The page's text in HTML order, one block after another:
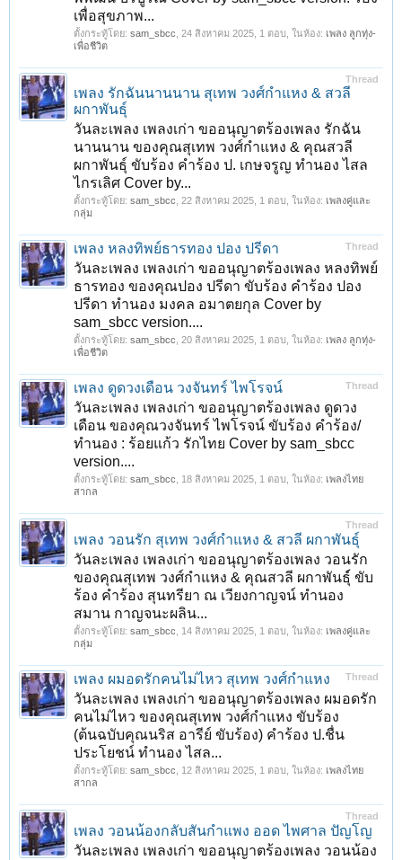
เพื่อสุขภาพ...
ตั้งกระทู้โดย: sam_sbcc 24 สิงหาคม 2025 , 1 ตอบ, ในห้อง: เพลง ลูกทุ่ง-
เพื่อชีวิต
Thread
เพลง รักฉันนานนาน สุเทพ วงศ์กำแหง & สวลี
ผกาพันธุ์
วันละเพลง เพลงเก่า ขออนุญาตร้องเพลง รักฉัน
นานนาน ของคุณสุเทพ วงศ์กำแหง & คุณสวลี
ผกาพันธุ์ ขับร้อง คำร้อง ป. เกษจรูญ ทำนอง ไสล
ไกรเลิศ Cover by...
ตั้งกระทู้โดย: sam_sbcc 22 สิงหาคม 2025 , 1 ตอบ, ในห้อง: เพลงคู่และ
กลุ่ม
Thread
เพลง หลงทิพย์ธารทอง ปอง ปรีดา
วันละเพลง เพลงเก่า ขออนุญาตร้องเพลง หลงทิพย์
ธารทอง ของคุณปอง ปรีดา ขับร้อง คำร้อง ปอง
ปรีดา ทำนอง มงคล อมาตยกุล Cover by
sam_sbcc version....
ตั้งกระทู้โดย: sam_sbcc 20 สิงหาคม 2025 , 1 ตอบ, ในห้อง: เพลง ลูกทุ่ง-
เพื่อชีวิต
Thread
เพลง ดูดวงเดือน วงจันทร์ ไพโรจน์
วันละเพลง เพลงเก่า ขออนุญาตร้องเพลง ดูดวง
เดือน ของคุณวงจันทร์ ไพโรจน์ ขับร้อง คำร้อง/
ทำนอง : ร้อยแก้ว รักไทย Cover by sam_sbcc
version....
ตั้งกระทู้โดย: sam_sbcc 18 สิงหาคม 2025 , 1 ตอบ, ในห้อง: เพลงไทย
สากล
Thread
เพลง วอนรัก สุเทพ วงศ์กำแหง & สวลี ผกาพันธุ์
วันละเพลง เพลงเก่า ขออนุญาตร้องเพลง วอนรัก
ของคุณสุเทพ วงศ์กำแหง & คุณสวลี ผกาพันธ์ุ์ ขับ
ร้อง คำร้อง สุนทรียา ณ เวียงกาญจน์ ทำนอง
สมาน กาญจนะผลิน...
ตั้งกระทู้โดย: sam_sbcc 14 สิงหาคม 2025 , 1 ตอบ, ในห้อง: เพลงคู่และ
กลุ่ม
Thread
เพลง ผมอดรักคนไม่ไหว สุเทพ วงศ์กำแหง
วันละเพลง เพลงเก่า ขออนุญาตร้องเพลง ผมอดรัก
คนไม่ไหว ของคุณสุเทพ วงศ์กำแหง ขับร้อง
(ต้นฉบับคุณนริส อารีย์ ขับร้อง) คำร้อง ป.ชื่น
ประโยชน์ ทำนอง ไสล...
ตั้งกระทู้โดย: sam_sbcc 12 สิงหาคม 2025 , 1 ตอบ, ในห้อง: เพลงไทย
สากล
Thread
เพลง วอนน้องกลับสันกำแพง ออด ไพศาล ปัญโญ
วันละเพลง เพลงเก่า ขออนุญาตร้องเพลง วอนน้อง